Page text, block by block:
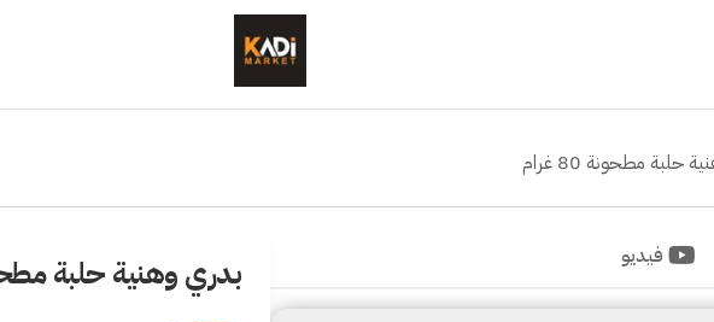
حلبة مطحونة 80 غرام
فيديو بدري وهنية حلبة مطحونة